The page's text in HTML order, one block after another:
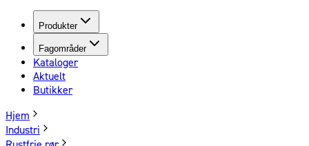
Produkter
Fagområder
Kataloger
Aktuelt
Butikker
Hjem
Industri